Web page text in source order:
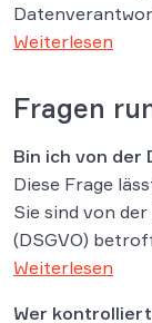
Weiterlesen
Fragen
Bin ich von der
Diese Frage
Sie sind von
(DSGVO)
Weiterlesen
Wer